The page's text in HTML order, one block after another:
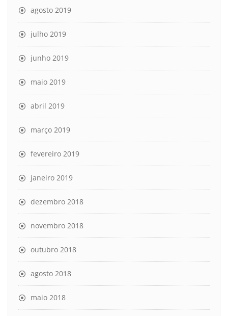
agosto 2019
julho 2019
junho 2019
maio 2019
abril 2019
março 2019
fevereiro 2019
janeiro 2019
dezembro 2018
novembro 2018
outubro 2018
agosto 2018
maio 2018